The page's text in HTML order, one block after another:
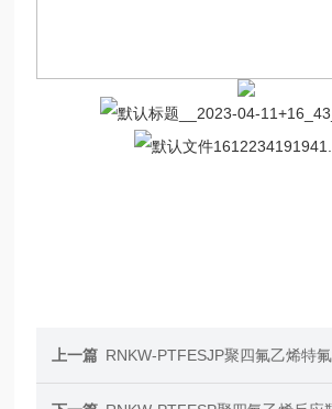
上一篇 RNKW-PTFESJP聚四氟乙烯特氟龙PTFE试